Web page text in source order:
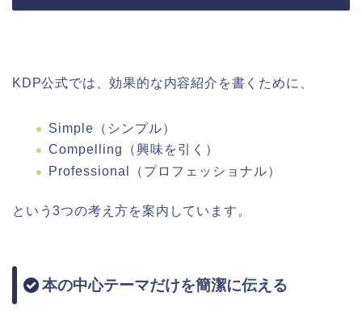
KDP公式では、効果的な内容紹介を書くために、
Simple（シンプル）
Compelling（興味を引く）
Professional（プロフェッショナル）
という3つの考え方を案内しています。
本の中心テーマだけを簡潔に伝える